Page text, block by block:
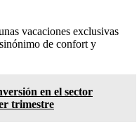
vacaciones exclusivas
de confort y
en el sector
trimestre